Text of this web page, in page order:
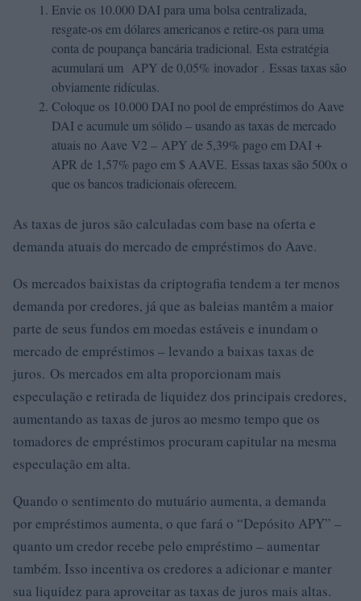
Envie os 10.000 DAI para uma bolsa centralizada,
resgate-os em dólares americanos e retire-os para uma
conta de poupança bancária tradicional. Esta estratégia
acumulará um APY de 0,05% inovador . Essas taxas são
obviamente ridículas.
Coloque os 10.000 DAI no pool de empréstimos do Aave
DAI e acumule um sólido – usando as taxas de mercado
atuais no Aave V2 – APY de 5,39% pago em DAI +
APR de 1,57% pago em $ AAVE. Essas taxas são 500x o
que os bancos tradicionais oferecem.
As taxas de juros são calculadas com base na oferta e
demanda atuais do mercado de empréstimos do Aave.
Os mercados baixistas da criptografia tendem a ter menos
demanda por credores, já que as baleias mantêm a maior
parte de seus fundos em moedas estáveis ​​e inundam o
mercado de empréstimos – levando a baixas taxas de
juros. Os mercados em alta proporcionam mais
especulação e retirada de liquidez dos principais credores,
aumentando as taxas de juros ao mesmo tempo que os
tomadores de empréstimos procuram capitular na mesma
especulação em alta.
Quando o sentimento do mutuário aumenta, a demanda
por empréstimos aumenta, o que fará o “Depósito APY” –
quanto um credor recebe pelo empréstimo – aumentar
também. Isso incentiva os credores a adicionar e manter
sua liquidez para aproveitar as taxas de juros mais altas.